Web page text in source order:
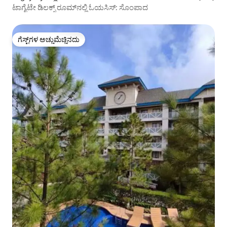
ಟಾಗೈಟೇ ಡಿಲಕ್ಸ್ ರೂಮ್‌ನಲ್ಲಿ ಓಯಸಿಸ್: ಸೊಂಪಾದ
ಗೆಸ್ಟ್‌ಗಳ ಅಚ್ಚುಮೆಚ್ಚಿನದು
ಗೆಸ್ಟ್‌ಗಳ ಅಚ್ಚುಮೆಚ್ಚಿನದು